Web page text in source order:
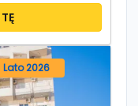
Lato 2026